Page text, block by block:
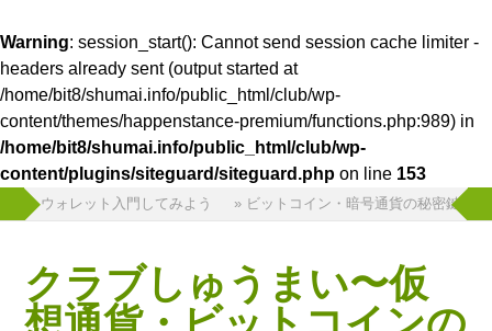
Warning: session_start(): Cannot send session cache limiter -
headers already sent (output started at
/home/bit8/shumai.info/public_html/club/wp-
content/themes/happenstance-premium/functions.php:989) in
/home/bit8/shumai.info/public_html/club/wp-
content/plugins/siteguard/siteguard.php on line 153
ウォレット入門してみよう » ビットコイン・暗号通貨の秘密鍵を守れ！
クラブしゅうまい〜仮
想通貨・ビットコインの